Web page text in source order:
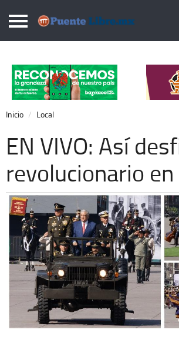
Puentelibre.mx
Local
Nacional
Opinión
Cronos
Economía
Espectáculos
Deportes
Extra +
Inicio Local
EN VIVO: Así
revolucionario en